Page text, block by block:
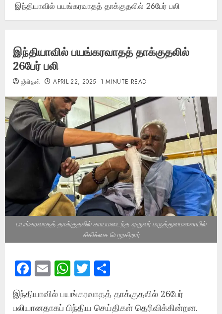
இந்தியாவில் பயங்கரவாதத் தாக்குதலில் 26பேர் பலி
இந்தியாவில் பயங்கரவாதத் தாக்குதலில்
26பேர் பலி
ஜீவிதன் APRIL 22, 2025 1 MINUTE READ
பயங்கரவாதத் தாக்குதலில் காயமடைந்த ஒருவர் மருத்துவமனையில்
சிகிச்சை பெறுகிறார்
Facebook
EmailWhatsApp
Twitter
இந்தியாவில் பயங்கரவாதத் தாக்குதலில் 26பேர்
பலியானதாகப் பிந்திய செய்திகள் தெரிவிக்கின்றன.